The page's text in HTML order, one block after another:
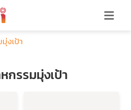
งเป้า
กรรมมุ่งเป้า